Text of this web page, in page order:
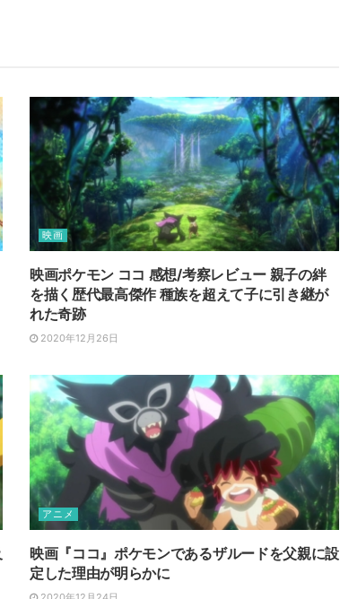
映画
映画ポケモン ココ 感想/考察レビュー 親子の絆
を描く歴代最高傑作 種族を超えて子に引き継が
れた奇跡
2020年12月26日
アニメ
映画『ココ』ポケモンであるザルードを父親に設
定した理由が明らかに